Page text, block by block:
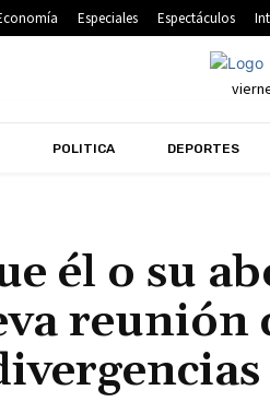
Especiales Espectáculos
POLITICA DEPORTES
él o su
reunión